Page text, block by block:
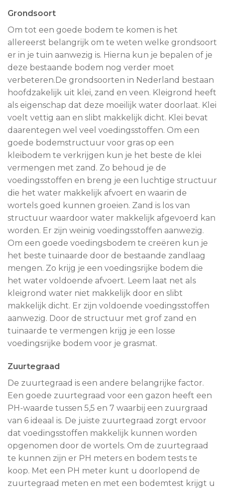
Grondsoort
Om tot een goede bodem te komen is het
allereerst belangrijk om te weten welke grondsoort
er in je tuin aanwezig is. Hierna kun je bepalen of je
deze bestaande bodem nog verder moet
verbeteren.De grondsoorten in Nederland bestaan
hoofdzakelijk uit klei, zand en veen. Kleigrond heeft
als eigenschap dat deze moeilijk water doorlaat. Klei
voelt vettig aan en slibt makkelijk dicht. Klei bevat
daarentegen wel veel voedingsstoffen. Om een
goede bodemstructuur voor gras op een
kleibodem te verkrijgen kun je het beste de klei
vermengen met zand. Zo behoud je de
voedingsstoffen en breng je een luchtige structuur
die het water makkelijk afvoert en waarin de
wortels goed kunnen groeien. Zand is los van
structuur waardoor water makkelijk afgevoerd kan
worden. Er zijn weinig voedingsstoffen aanwezig.
Om een goede voedingsbodem te creëren kun je
het beste tuinaarde door de bestaande zandlaag
mengen. Zo krijg je een voedingsrijke bodem die
het water voldoende afvoert. Leem laat net als
kleigrond water niet makkelijk door en slibt
makkelijk dicht. Er zijn voldoende voedingsstoffen
aanwezig. Door de structuur met grof zand en
tuinaarde te vermengen krijg je een losse
voedingsrijke bodem voor je grasmat.
Zuurtegraad
De zuurtegraad is een andere belangrijke factor.
Een goede zuurtegraad voor een gazon heeft een
PH-waarde tussen 5,5 en 7 waarbij een zuurgraad
van 6 ideaal is. De juiste zuurtegraad zorgt ervoor
dat voedingsstoffen makkelijk kunnen worden
opgenomen door de wortels. Om de zuurtegraad
te kunnen zijn er PH meters en bodem tests te
koop. Met een PH meter kunt u doorlopend de
zuurtegraad meten en met een bodemtest krijgt u